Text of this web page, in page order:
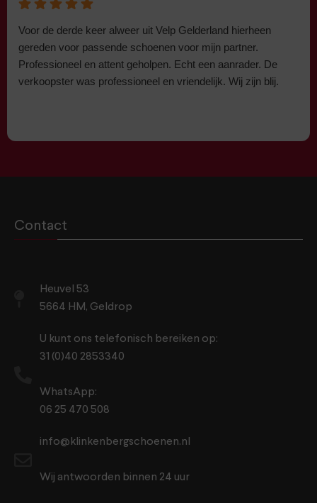
Voor de derde keer alweer uit Velp Gelderland hierheen
gereden voor passende schoenen voor mijn partner.
Professioneel en attent geholpen. Echt een aanrader. De
verkoopster was professioneel en vriendelijk. Wij zijn blij.
Contact
Heuvel 53
5664 HM, Geldrop
U kunt ons telefonisch bereiken op:
31 (0)40 2853340
WhatsApp:
06 25 470 508
info@klinkenbergschoenen.nl
Wij antwoorden binnen 24 uur